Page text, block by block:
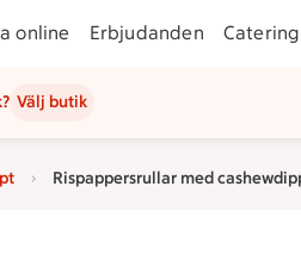
online Erbjudanden Catering
Välj butik
Rispappersrullar med